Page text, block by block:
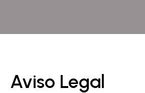
Aviso Legal